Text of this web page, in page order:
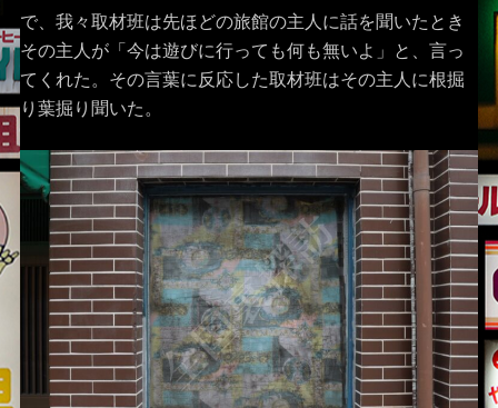
で、我々取材班は先ほどの旅館の主人に話を聞いたとき
その主人が「今は遊びに行っても何も無いよ」と、言っ
てくれた。その言葉に反応した取材班はその主人に根掘
り葉掘り聞いた。